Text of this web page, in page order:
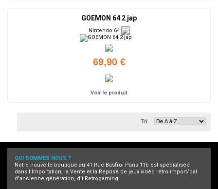
GOEMON 64 2 jap
Nintendo 64
69,90 €
Voir le produit
Tri
QUI SOMMES NOUS ?
Notre nouvelle boutique au 41 Rue Basfroi Paris 11è est spécialisée
dans l'Importation, la Vente et la Reprise de jeux vidéo rétro import/pal
d'ancienne génération, dit Retrogaming.